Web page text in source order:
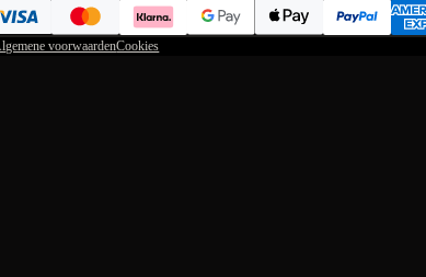
voorwaardenCookies